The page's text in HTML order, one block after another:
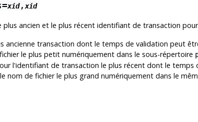
xid,xid
plus ancien et le plus récent identifiant de transaction
ancienne transaction dont le temps de validation peut
le plus petit numériquement dans le sous-répertoire
l'identifiant de transaction le plus récent dont le
nom de fichier le plus grand numériquement dans le